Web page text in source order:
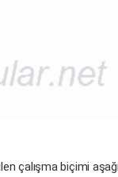
çalışma biçimi